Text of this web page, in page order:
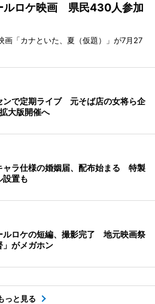
ルロケ映画 県民430人参加
画「カナといた、夏（仮題）」が7月27
ンで定期ライブ 元そば店の女将ら企
大版開催へ
ャラ仕様の婚姻届、配布始まる 特製
設置も
ルロケの短編、撮影完了 地元映画祭
」がメガホン
っと見る